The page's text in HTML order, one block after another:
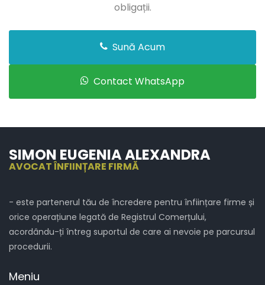
obligații.
Sună Acum
Contact WhatsApp
SIMON EUGENIA ALEXANDRA
AVOCAT ÎNFIINȚARE FIRMĂ
- este partenerul tău de încredere pentru înființare firme și
orice operațiune legată de Registrul Comerțului,
acordându-ți întreg suportul de care ai nevoie pe parcursul
procedurii.
Meniu